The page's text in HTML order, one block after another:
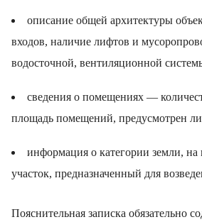
описание общей архитектуры
входов, наличие лифтов и
водосточной, вентиляционной
сведения о помещениях —
площадь помещений, предусмотрен
информация о категории земли, на
участок, предназначенный для
Пояснительная записка обязательно